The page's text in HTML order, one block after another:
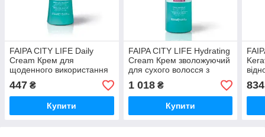
FAIPA CITY LIFE Daily
Cream Крем для
щоденного використання
для всіх типів волосся з
Аргном pH3.0, 375мл
(Оригінал)
447 ₴
Купити
FAIPA CITY LIFE Hydrating
Cream Крем зволожуючий
для сухого волосся з
Арганом pH3.0, 1л
(Оригінал)
1 018₴
Купити
834